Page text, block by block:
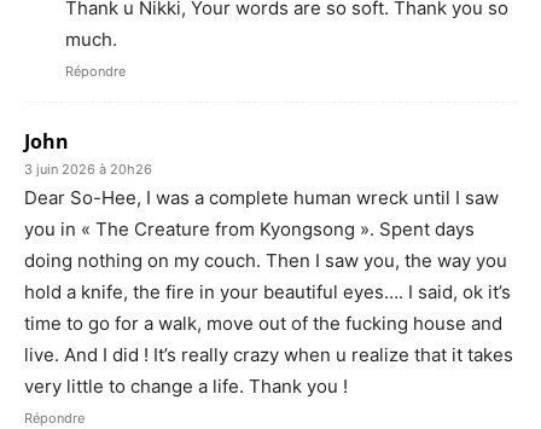
Thank u Nikki, Your words are so soft. Thank you so
much.
Répondre
John
3 juin 2026 à 20h26
Dear So-Hee, I was a complete human wreck until I saw
you in « The Creature from Kyongsong ». Spent days
doing nothing on my couch. Then I saw you, the way you
hold a knife, the fire in your beautiful eyes…. I said, ok it’s
time to go for a walk, move out of the fucking house and
live. And I did ! It’s really crazy when u realize that it takes
very little to change a life. Thank you !
Répondre